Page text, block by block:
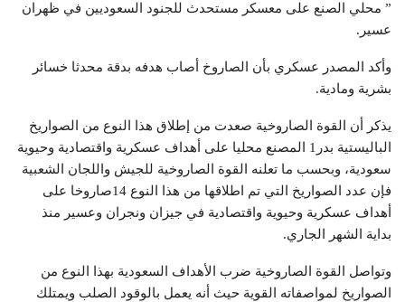
” محلي الصنع على معسكر مستحدث للجنود السعوديين في ظهران
عسير.
وأكد المصدر عسكري بأن الصاروخ أصاب هدفه بدقة محدثا خسائر
بشرية ومادية.
يذكر أن القوة الصاروخية صعدت من إطلاق هذا النوع من الصواريخ
الباليستية بدر1 المصنع محليا على أهداف عسكرية واقتصادية وحيوية
سعودية، وبحسب ما تعلنه القوة الصاروخية للجيش واللجان الشعبية
فإن عدد الصواريخ التي تم اطلاقها من هذا النوع 14صاروخا على
أهداف عسكرية وحيوية واقتصادية في جيزان ونجران وعسير منذ
بداية الشهر الجاري.
وتواصل القوة الصاروخية ضرب الأهداف السعودية بهذا النوع من
الصواريخ لمواصفاته القوية حيث أنه يعمل بالوقود الصلب ويمتلك